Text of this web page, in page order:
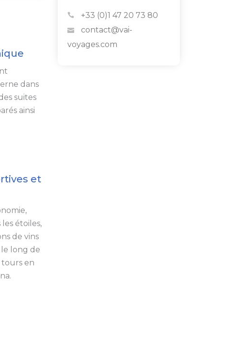
dans
suites
ainsi
et
étoiles,
de vins
le long de
tours en
+33 (0)1 47 20 73 80
contact@vai-
voyages.com